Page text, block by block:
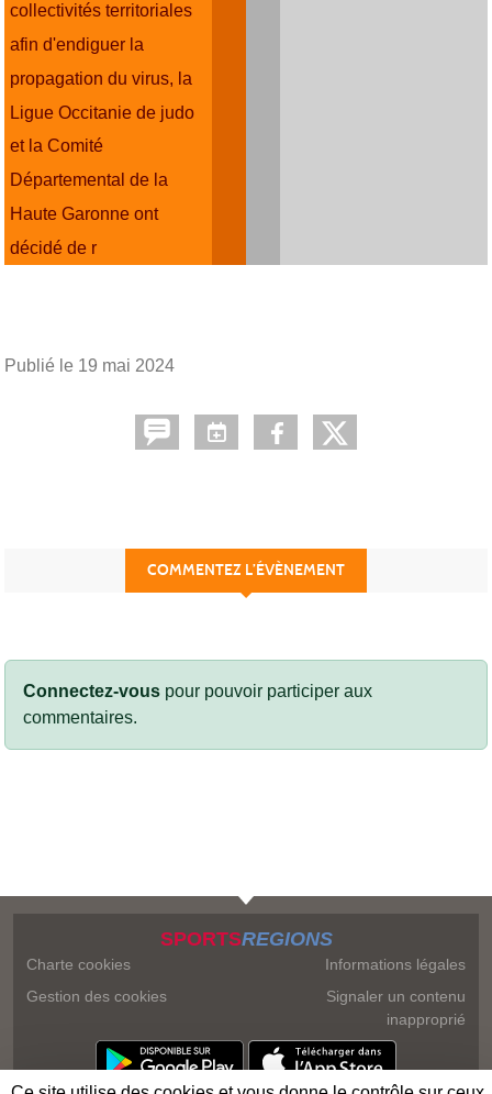
collectivités territoriales
afin d'endiguer la
propagation du virus, la
Ligue Occitanie de judo
et la Comité
Départemental de la
Haute Garonne ont
décidé de r
Publié le 19 mai 2024
COMMENTEZ L’ÉVÈNEMENT
Connectez-vous pour pouvoir participer aux
commentaires.
SPORTSREGIONS
Charte cookies
Gestion des cookies
Informations légales
Signaler un contenu
inapproprié